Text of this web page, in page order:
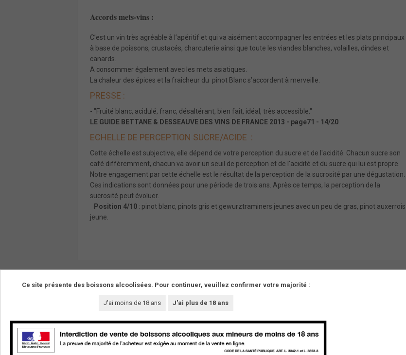
Accords mets-vins :
C’est un vin très agréable à l’apéritif et qui va aisément accompagner les entrées et les plats principaux
à base de poissons, crustacés, charcuterie ainsi que toute les viandes blanches, volailles, dindes et
canards.
A consommer également avec les mets asiatiques.
La chaleur des épices et la fraîcheur du pinot Blanc s’accordent à merveille.
PRESSE :
- "Fruité blanc, acidulé, franc, désaltérant, bien fait, idéal, très accessible."
LE GUIDE BETTANE & DESSEAUVE DES VINS DE FRANCE 2013 - page71 - 14/20
ECHELLE DE PERCEPTION SUCRE/ACIDE :
Cette échelle est subjective, elle dépend de votre perception du sucre et de l'acidité. Chacun sucre son
café différemment, chacun va avoir un seuil de perception et de l'acidité et du sucre qui lui est propre.
Notre engagement par cette échelle est le résultat de la perception de la sucrosité par une dégustation.
Ces indications sont données pour une période de trois ans. Après ce temps, la perception de la
sucrosité peut évoluer.
Position 4/10 : pinot blanc, pinots gris et gewurztraminers jeunes avec un peu de gras, pinot auxerrois
jeune.
Ce site présente des boissons alcoolisées. Pour continuer, veuillez confirmer votre majorité :
J'ai moins de 18 ans J'ai plus de 18 ans